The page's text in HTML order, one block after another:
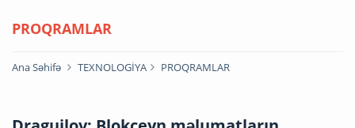
PROQRAMLAR
Ana Səhifə TEXNOLOGİYA PROQRAMLAR